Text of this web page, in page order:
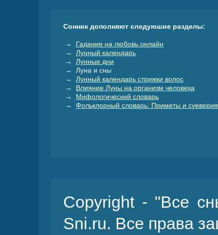
Сонник дополняют следуюшие разделы:
→ Гадание на любовь онлайн
→ Лунный календарь
→ Лунные дни
→ Луна и сны
→ Лунный календарь стрижки волос
→ Влияние Луны на организм человека
→ Мифологический словарь
→ Фольклорный словарь: Приметы и суеверия
Copyright - "Все
Sni.ru. Все права